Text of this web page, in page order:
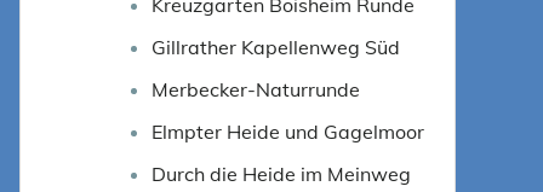
Gillrather Kapellenweg Süd
Merbecker-Naturrunde
Elmpter Heide und Gagelmoor
Durch die Heide im Meinweg